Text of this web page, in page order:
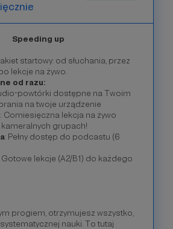
Speeding up
startowy: od słuchania, przez
lekcje na żywo.
od razu:
powtórki dostępne na Twoim
na twoje urządzenie
: Comiesięczna lekcja na żywo
grupach!
: Pełny dostęp do podcastu (6
Gotowe lekcje (A2/B1) do każdego
progiem, otrzymujesz wszystko,
nauki. To tutaj